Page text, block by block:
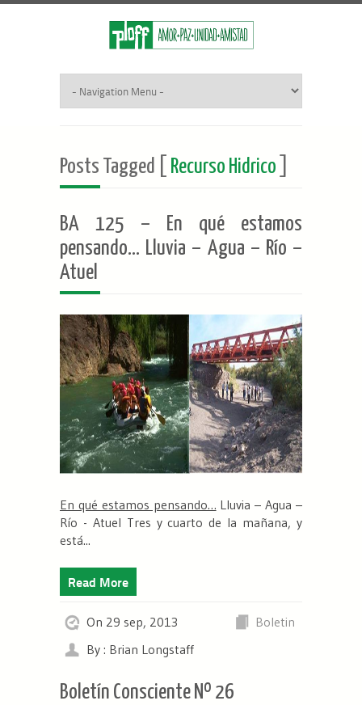
Posts Tagged [ Recurso Hidrico
BA 125 – En qué estamos
pensando… Lluvia – Agua – Río –
Atuel
En qué estamos pensando… Lluvia – Agua –
Río - Atuel Tres y cuarto de la mañana, y
está...
Read More
On 29 sep, 2013
Boletin
By : Brian Longstaff
Boletín Consciente Nº 26